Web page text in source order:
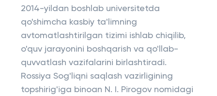
2014-yildan boshlab universitetda
qo'shimcha kasbiy ta'limning
avtomatlashtirilgan tizimi ishlab chiqilib,
o'quv jarayonini boshqarish va qo'llab-
quvvatlash vazifalarini birlashtiradi.
Rossiya Sog'liqni saqlash vazirligining
topshirig'iga binoan N. I. Pirogov nomidagi